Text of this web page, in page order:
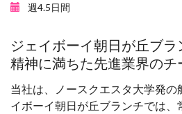
週4.5日間
ジェイボーイ朝日が丘
精神に満ちた先進業界の
当社は、ノースクエスタ大学発の
イボーイ朝日が丘ブランチでは